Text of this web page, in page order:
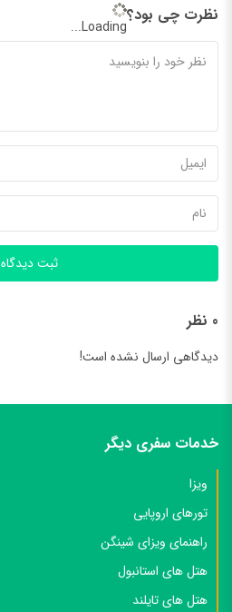
نظرت چی بود؟
Loading...
ثبت دیدگاه
0 نظر
دیدگاهی ارسال نشده است!
خدمات سفری دیگر
ویزا
تورهای اروپایی
راهنمای ویزای شینگن
هتل های استانبول
هتل های تایلند